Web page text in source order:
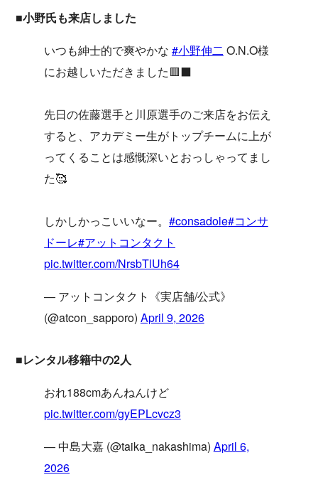
■小野氏も来店しました
いつも紳士的で爽やかな #小野伸二O.N.O様
にお越しいただきました🟥⬛️
先日の佐藤選手と川原選手のご来店をお伝え
すると、アカデミー生がトップチームに上が
ってくることは感慨深いとおっしゃってまし
た🥰
しかしかっこいいなー。 #consadole#コンサ
ドーレ#アットコンタクト
pic.twitter.com/NrsbTlUh64
— アットコンタクト《実店舗/公式》
(@atcon_sapporo) April 9, 2026
■レンタル移籍中の2人
おれ188cmあんねんけど
pic.twitter.com/gyEPLcvcz3
— 中島大嘉 (@taika_nakashima) April 6,
2026